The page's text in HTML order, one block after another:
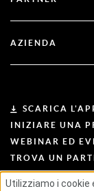
Documentazione
Assistenza clienti
Diventare partner
AZIENDA
Leadership
Notizie e stampa
Risorse
SCARICA
INIZIARE UNA
WEBINAR ED
TROVA UN
Utilizziamo i cookie